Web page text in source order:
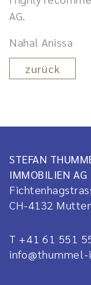
AG.
Nahal Anissa
zurück
STEFAN
IMMOBILIEN AG
CH-4132
T +41 61 551